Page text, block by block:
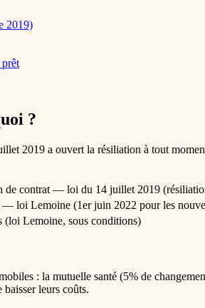
2019)
prêt
?
2019 a ouvert la résiliation à tout
contrat — loi du 14 juillet 2019
loi Lemoine (1er juin 2022 pour les
(loi Lemoine, sous conditions)
: la mutuelle santé (5% de
leurs coûts.